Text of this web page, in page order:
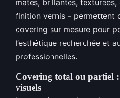
mates, brillantes,
finition vernis – permettent
covering sur mesure pour
l’esthétique recherchée et
professionnelles.
Covering total ou partiel :
visuels